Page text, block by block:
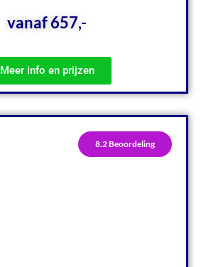
vanaf 657,-
Meer info en prijzen
8.2 Beoordeling